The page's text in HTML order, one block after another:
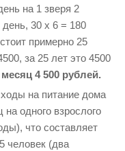
на 1 зверя 2
день, 30 x 6 = 180
примерно 25
за 25 лет это 4500
4 500 рублей.
на питание дома
одного взрослого
что составляет
человек (два